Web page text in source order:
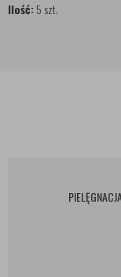
Ilość:5 szt.